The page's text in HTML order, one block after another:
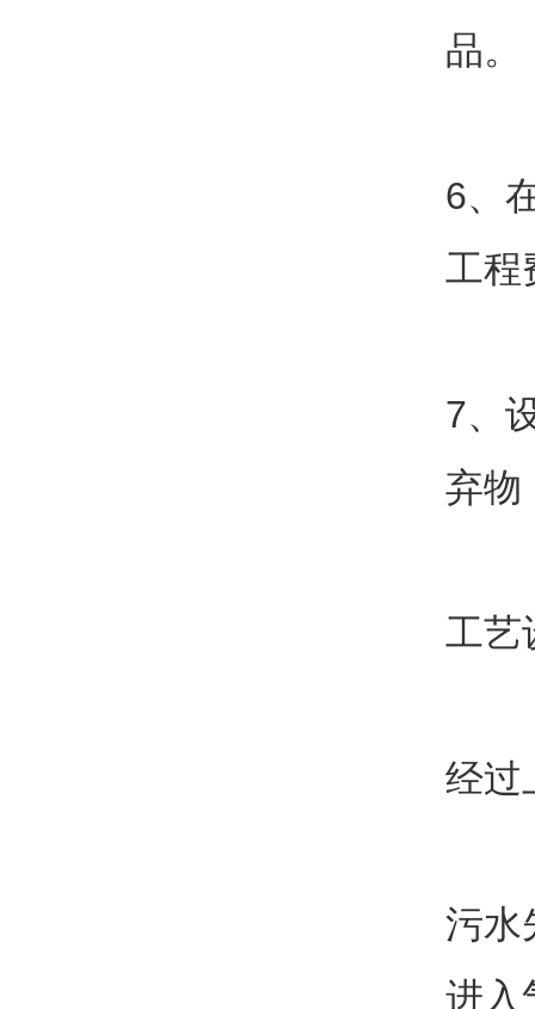
品。
6、
工程
7、
弃物
工艺
经过
污水
进入